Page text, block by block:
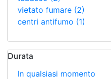
vietato fumare (2)
centri antifumo (1)
Durata
In qualsiasi momento